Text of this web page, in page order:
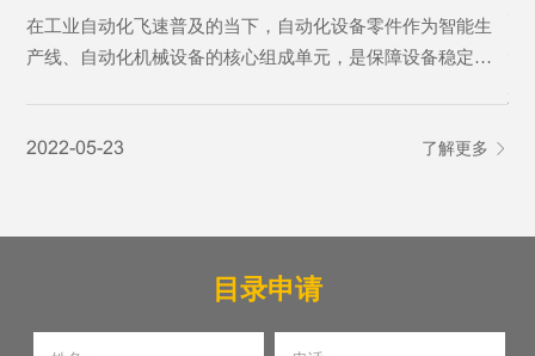
在工业自动化飞速普及的当下，自动化设备零件作为智能生
产线、自动化机械设备的核心组成单元，是保障设备稳定运
成自动化输送、加工、分拣、检测等核心工序，是制造业从
2022-05-23 了解更多
目录申请